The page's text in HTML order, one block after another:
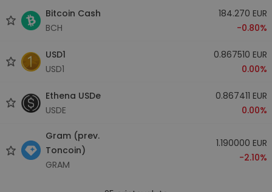
Bitcoin Cash
BCH
184.270 EUR
-0.80%
USD1
USD1
0.867510 EUR
0.00%
Ethena USDe
USDE
0.867411 EUR
0.00%
Gram (prev.
Toncoin)
GRAM
1.190000 EUR
-2.10%